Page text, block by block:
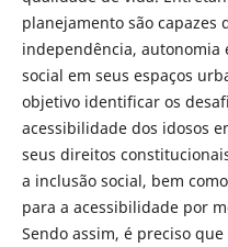
planejamento são capazes
independência,
social em seus espaços
objetivo identificar os
acessibilidade dos idosos
seus direitos
a inclusão social, bem
para a acessibilidade por
Sendo assim, é preciso